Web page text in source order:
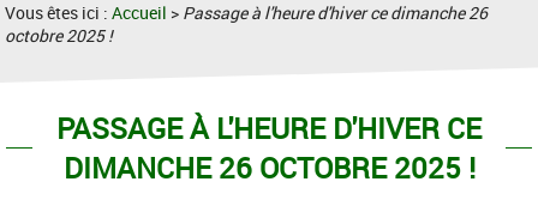
Vous êtes ici :Accueil > Passage à l'heure d'hiver ce dimanche 26
octobre 2025 !
PASSAGE À L'HEURE D'HIVER CE
DIMANCHE 26 OCTOBRE 2025 !